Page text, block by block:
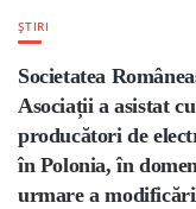
ȘTIRI
Societatea
Asociații a asistat
producători de
în Polonia, în
urmare a